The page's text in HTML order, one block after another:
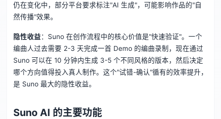
仍在变化中，部分平台要求标注"AI 生成"，可能影响作品的"自
然传播"效果。
隐性收益：Suno 在创作流程中的核心价值是"快速验证"。一个
编曲人过去需要 2-3 天完成一首 Demo 的编曲录制，现在通过
Suno 可以在 10 分钟内生成 3-5 个不同风格的版本，然后决定
哪个方向值得投入真人制作。这个"试错-确认"循有的效率提升，
是 Suno 最大的隐性收益。
Suno AI 的主要功能